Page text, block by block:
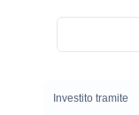
Investito tramite